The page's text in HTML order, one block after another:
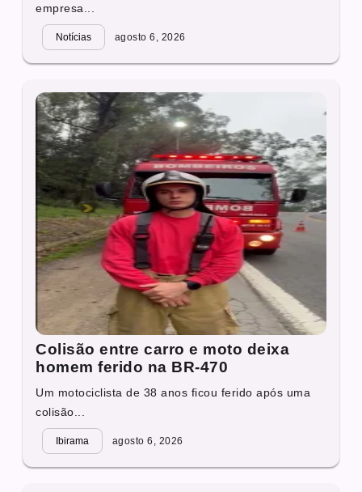
empresa...
Notícias agosto 6, 2026
Colisão entre carro e moto deixa
homem ferido na BR-470
Um motociclista de 38 anos ficou ferido após uma
colisão...
Ibirama agosto 6, 2026